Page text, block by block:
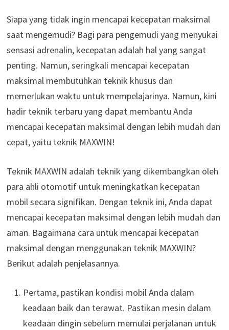
Siapa yang tidak ingin mencapai kecepatan maksimal
saat mengemudi? Bagi para pengemudi yang menyukai
sensasi adrenalin, kecepatan adalah hal yang sangat
penting. Namun, seringkali mencapai kecepatan
maksimal membutuhkan teknik khusus dan
memerlukan waktu untuk mempelajarinya. Namun, kini
hadir teknik terbaru yang dapat membantu Anda
mencapai kecepatan maksimal dengan lebih mudah dan
cepat, yaitu teknik MAXWIN!
Teknik MAXWIN adalah teknik yang dikembangkan oleh
para ahli otomotif untuk meningkatkan kecepatan
mobil secara signifikan. Dengan teknik ini, Anda dapat
mencapai kecepatan maksimal dengan lebih mudah dan
aman. Bagaimana cara untuk mencapai kecepatan
maksimal dengan menggunakan teknik MAXWIN?
Berikut adalah penjelasannya.
Pertama, pastikan kondisi mobil Anda dalam
keadaan baik dan terawat. Pastikan mesin dalam
keadaan dingin sebelum memulai perjalanan untuk